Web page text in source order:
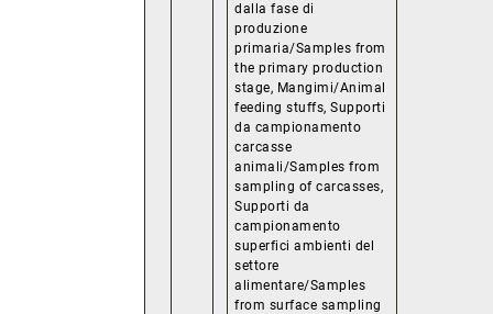
dalla fase di
produzione
primaria/Samples from
the primary production
stage, Mangimi/Animal
feeding stuffs, Supporti
da campionamento
carcasse
animali/Samples from
sampling of carcasses,
Supporti da
campionamento
superfici ambienti del
settore
alimentare/Samples
from surface sampling